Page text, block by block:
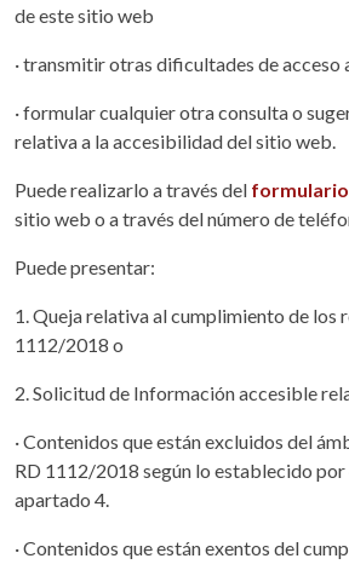
de este sitio web
· transmitir otras dificultades de acceso
· formular cualquier otra consulta o
relativa a la accesibilidad del sitio web.
Puede realizarlo a través del
sitio web o a través del número de
Puede presentar:
1. Queja relativa al cumplimiento de los
1112/2018 o
2. Solicitud de Información accesible
· Contenidos que están excluidos del
RD 1112/2018 según lo establecido
apartado 4.
· Contenidos que están exentos del